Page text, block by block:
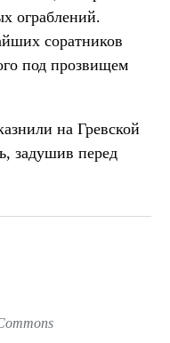
ограблений.
соратников
под прозвищем
на Гревской
задушив перед